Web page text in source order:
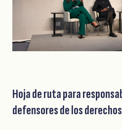
Hoja de ruta para
defensores de los